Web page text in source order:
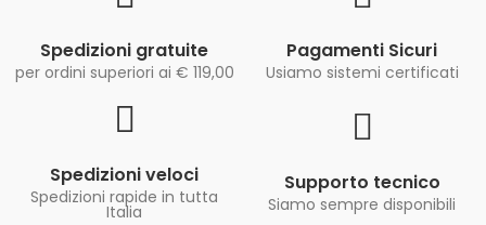
Spedizioni gratuite
per ordini superiori ai € 119,00
Pagamenti Sicuri
Usiamo sistemi certificati
Spedizioni veloci
Spedizioni rapide in tutta
Italia
Supporto tecnico
Siamo sempre disponibili